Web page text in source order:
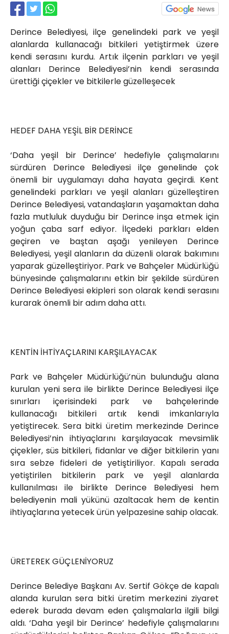
Derince Belediyesi, ilçe genelindeki park ve yeşil
alanlarda kullanacağı bitkileri yetiştirmek üzere
kendi serasını kurdu. Artık ilçenin parkları ve yeşil
alanları Derince Belediyesi’nin kendi serasında
ürettiği çiçekler ve bitkilerle güzelleşecek
HEDEF DAHA YEŞİL BİR DERİNCE
‘Daha yeşil bir Derince’ hedefiyle çalışmalarını
sürdüren Derince Belediyesi ilçe genelinde çok
önemli bir uygulamayı daha hayata geçirdi. Kent
genelindeki parkları ve yeşil alanları güzelleştiren
Derince Belediyesi, vatandaşların yaşamaktan daha
fazla mutluluk duyduğu bir Derince inşa etmek için
yoğun çaba sarf ediyor. İlçedeki parkları elden
geçiren ve baştan aşağı yenileyen Derince
Belediyesi, yeşil alanların da düzenli olarak bakımını
yaparak güzelleştiriyor. Park ve Bahçeler Müdürlüğü
bünyesinde çalışmalarını etkin bir şekilde sürdüren
Derince Belediyesi ekipleri son olarak kendi serasını
kurarak önemli bir adım daha attı.
KENTİN İHTİYAÇLARINI KARŞILAYACAK
Park ve Bahçeler Müdürlüğü’nün bulunduğu alana
kurulan yeni sera ile birlikte Derince Belediyesi ilçe
sınırları içerisindeki park ve bahçelerinde
kullanacağı bitkileri artık kendi imkanlarıyla
yetiştirecek. Sera bitki üretim merkezinde Derince
Belediyesi’nin ihtiyaçlarını karşılayacak mevsimlik
çiçekler, süs bitkileri, fidanlar ve diğer bitkilerin yanı
sıra sebze fideleri de yetiştiriliyor. Kapalı serada
yetiştirilen bitkilerin park ve yeşil alanlarda
kullanılması ile birlikte Derince Belediyesi hem
belediyenin mali yükünü azaltacak hem de kentin
ihtiyaçlarına yetecek ürün yelpazesine sahip olacak.
ÜRETEREK GÜÇLENİYORUZ
Derince Belediye Başkanı Av. Sertif Gökçe de kapalı
alanda kurulan sera bitki üretim merkezini ziyaret
ederek burada devam eden çalışmalarla ilgili bilgi
aldı. ‘Daha yeşil bir Derince’ hedefiyle çalışmalarını
Akkavaklar Caddesi No:17/4 İzmit-
KOCAELİ
kocaelisokak@gmail.com